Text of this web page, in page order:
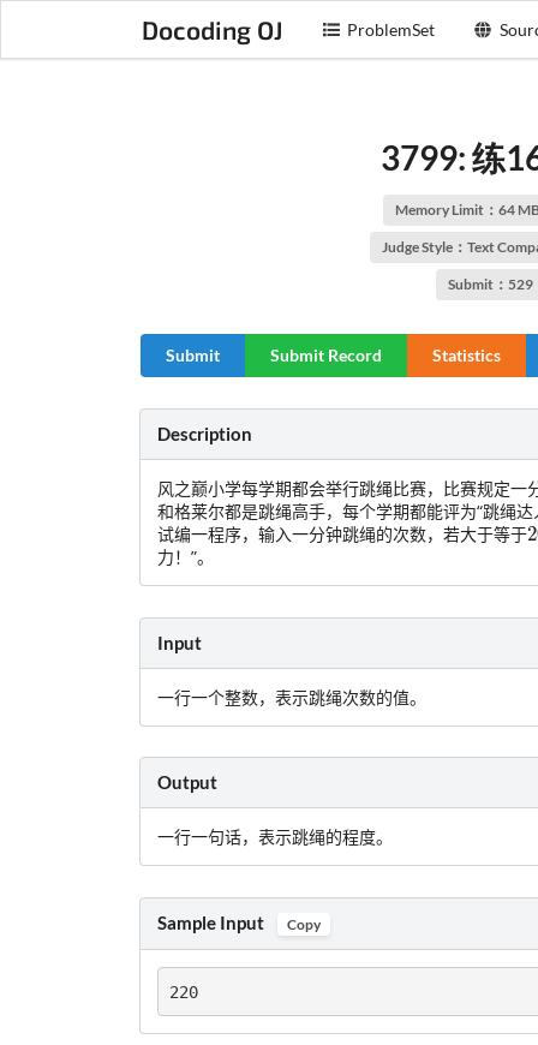
Docoding OJ ProblemSet
3799: 练
Memory Limit：64
Judge Style：Text
Submit：529
Submit Submit Record Statistics
Description
风之巅小学每学期都会举行跳绳比赛，比赛规定一
和格莱尔都是跳绳高手，每个学期都能评为“跳绳达
试编一程序，输入一分钟跳绳的次数，若大于等于
力！”。
Input
一行一个整数，表示跳绳次数的值。
Output
一行一句话，表示跳绳的程度。
Sample Input Copy
220